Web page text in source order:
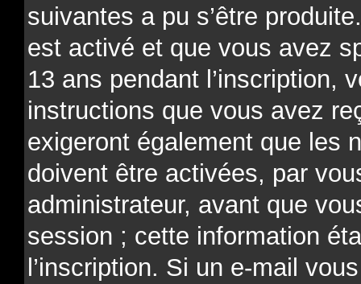
suivantes a pu s’être
est activé et que vous avez
13 ans pendant l’inscription,
instructions que vous avez
exigeront également que les
doivent être activées, par
administrateur, avant que
session ; cette information
l’inscription. Si un e-mail